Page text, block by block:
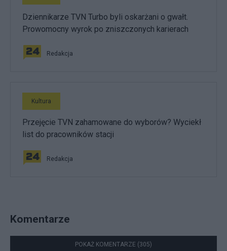
Dziennikarze TVN Turbo byli oskarżani o gwałt.
Prowomocny wyrok po zniszczonych karierach
Redakcja
Kultura
Przejęcie TVN zahamowane do wyborów? Wyciekł
list do pracowników stacji
Redakcja
Komentarze
POKAŻ KOMENTARZE (305)